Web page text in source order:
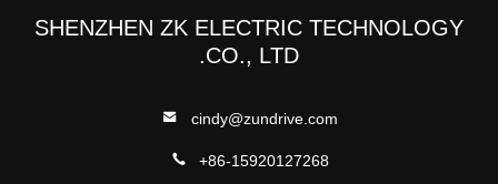
SHENZHEN ZK ELECTRIC TECHNOLOGY
CO., LTD.
cindy@zundrive.com
+86-15920127268